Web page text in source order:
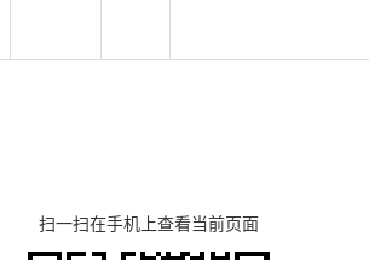
扫一扫在手机上查看当前页面